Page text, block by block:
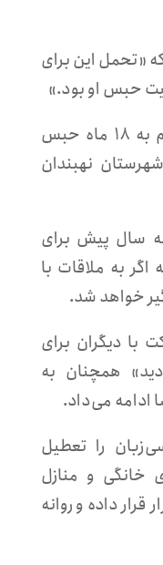
به ماده ۱۸ گفت که «تحمل این برای
حبس او بود.»
آقای فدایی از بابت همان اتهام به ۱۸ ماه حبس
نهبندان
سه سال پیش برای
به ملاقات با
خواهد شد.
با دیگران برای
همچنان به
ادامه می‌داد.
را تعطیل
خانگی و منازل
قرار داده و روانه